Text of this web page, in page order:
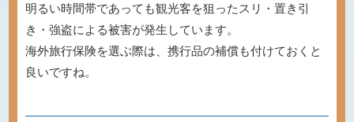
明るい時間帯であっても観光客を狙ったスリ・置き引
き・強盗による被害が発生しています。
海外旅行保険を選ぶ際は、携行品の補償も付けておくと
良いですね。